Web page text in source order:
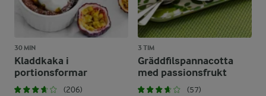
30 MIN
Kladdkaka i
portionsformar
(206)
3 TIM
Gräddfilspannacotta
med passionsfrukt
(57)